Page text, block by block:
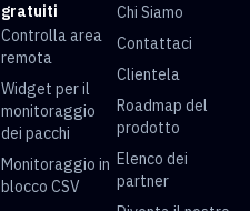
gratuiti
Controlla area
remota
Widget per il
monitoraggio
dei pacchi
Monitoraggio in
blocco CSV
Chi Siamo
Contattaci
Clientela
Roadmap del
prodotto
Elenco dei
partner